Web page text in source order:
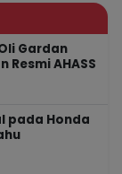
Gardan
AHASS
pada Honda